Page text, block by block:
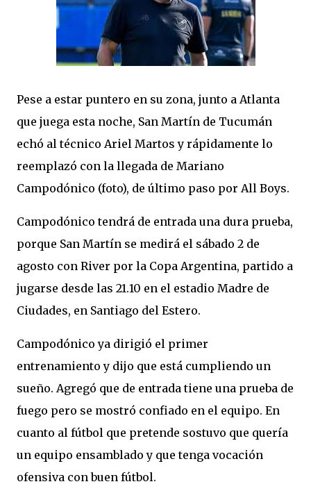
Pese a estar puntero en su zona, junto a Atlanta
que juega esta noche, San Martín de Tucumán
echó al técnico Ariel Martos y rápidamente lo
reemplazó con la llegada de Mariano
Campodónico (foto), de último paso por All Boys.
Campodónico tendrá de entrada una dura prueba,
porque San Martín se medirá el sábado 2 de
agosto con River por la Copa Argentina, partido a
jugarse desde las 21.10 en el estadio Madre de
Ciudades, en Santiago del Estero.
Campodónico ya dirigió el primer
entrenamiento y dijo que está cumpliendo un
sueño. Agregó que de entrada tiene una prueba de
fuego pero se mostró confiado en el equipo. En
cuanto al fútbol que pretende sostuvo que quería
un equipo ensamblado y que tenga vocación
ofensiva con buen fútbol.